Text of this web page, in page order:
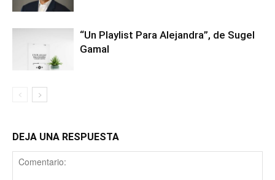
“Un Playlist Para Alejandra”, de Sugel
Gamal
DEJA UNA RESPUESTA